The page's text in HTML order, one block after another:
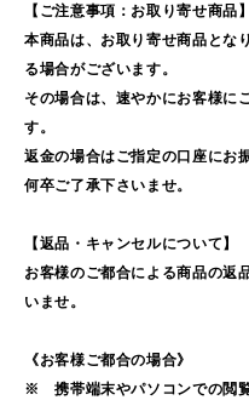
【ご注意事項：お取り寄せ商品】
本商品は、お取り寄せ商品とな
る場合がございます。
その場合は、速やかにお客様に
す。
返金の場合はご指定の口座にお
何卒ご了承下さいませ。
【返品・キャンセルについて】
お客様のご都合による商品の返
いませ。
《お客様ご都合の場合》
※ 携帯端末やパソコンでの閲